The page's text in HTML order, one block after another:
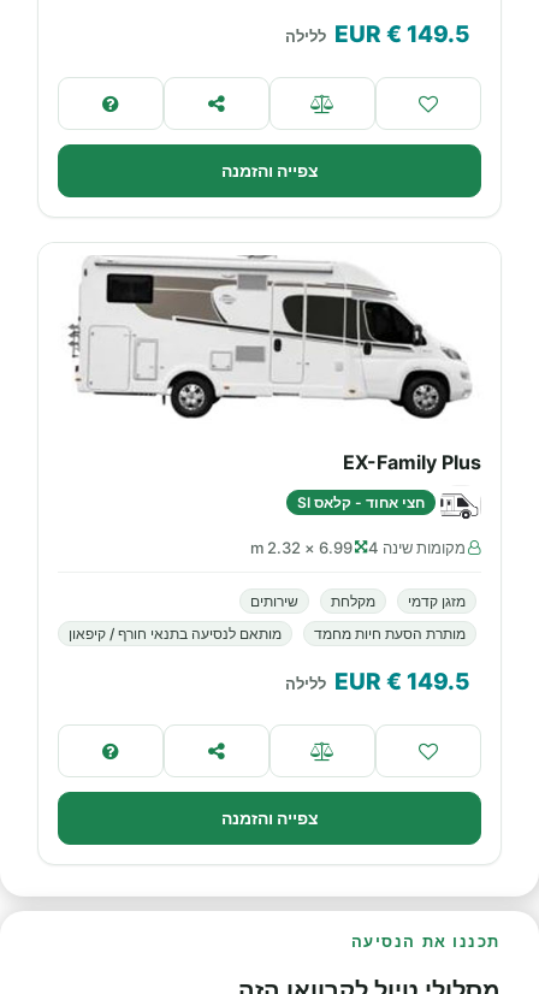
149.5
€ EUR ללילה
צפייה והזמנה
EX-Family Plus
חצי אחוד - קלאס SI
מקומות שינה 4 6.99 × 2.32 m
מזגן קדמי מקלחת
שירותים
מותרת הסעת חיות מחמד
מותאם לנסיעה בתנאי חורף / קיפאון
149.5
€ EUR ללילה
צפייה והזמנה
תכננו את הנסיעה